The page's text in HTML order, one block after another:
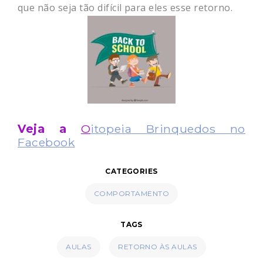
que não seja tão difícil para eles esse retorno.
Veja a Oitopeia Brinquedos no
Facebook
CATEGORIES
COMPORTAMENTO
TAGS
AULAS RETORNO ÀS AULAS